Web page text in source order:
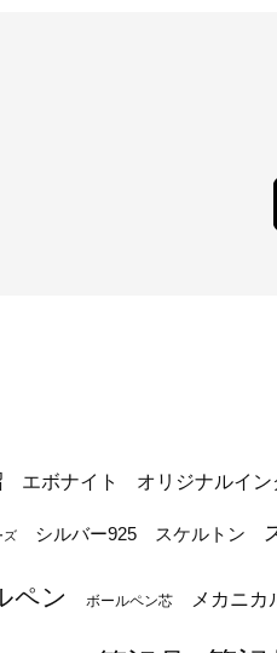
エボナイト オリジナルイン
ズ シルバー925 スケルトン
ペン ボールペン芯 メカニカ